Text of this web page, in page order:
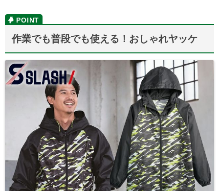
作業でも普段でも使える！おしゃれヤッケ